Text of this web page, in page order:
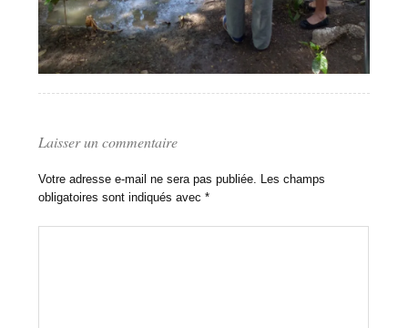
Laisser un commentaire
Votre adresse e-mail ne sera pas publiée.
Les champs
obligatoires sont indiqués avec*